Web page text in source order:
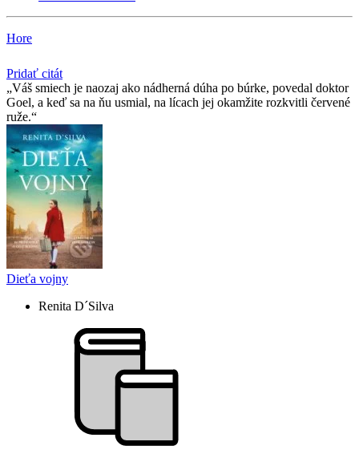
Hore
Pridať citát
Váš smiech je naozaj ako nádherná dúha po búrke, povedal doktor
Goel, a keď sa na ňu usmial, na lícach jej okamžite rozkvitli červené
ruže.
Dieťa vojny
Renita D´Silva